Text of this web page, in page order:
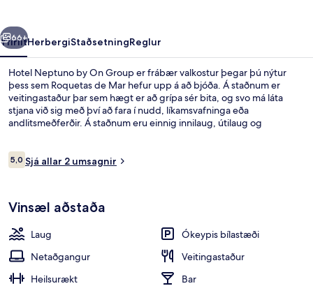
Næsta
66+
YfirlitHerbergiStaðsetningReglur
Hotel Neptuno by On Group er frábær valkostur þegar þú nýtur
þess sem Roquetas de Mar hefur upp á að bjóða. Á staðnum er
veitingastaður þar sem hægt er að grípa sér bita, og svo má láta
stjana við sig með því að fara í nudd, líkamsvafninga eða
andlitsmeðferðir. Á staðnum eru einnig innilaug, útilaug og
Umsagnir
5,05,0 af 10
Sjá allar 2 umsagnir
Vinsæl aðstaða
Laug
Ókeypis bílastæði
Netaðgangur
Veitingastaður
Heilsurækt
Bar